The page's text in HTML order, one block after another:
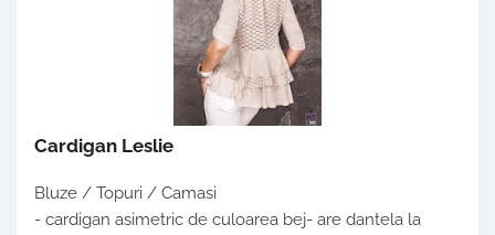
Cardigan Leslie
Bluze / Topuri / Camasi
- cardigan asimetric de culoarea bej- are dantela la